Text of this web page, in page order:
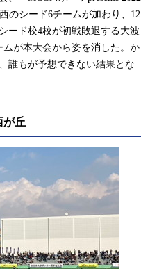
のシード6チームが加わり、12
ード校4校が初戦敗退する大波
が本大会から姿を消した。か
誰もが予想できない結果とな
が丘